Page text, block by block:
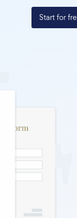
Start for